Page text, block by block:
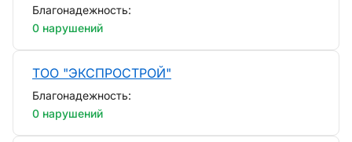
Благонадежность:
0 нарушений
ТОО "ЭКСПРОСТРОЙ"
Благонадежность:
0 нарушений